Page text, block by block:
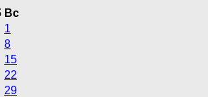
Вс
1
8
15
22
29